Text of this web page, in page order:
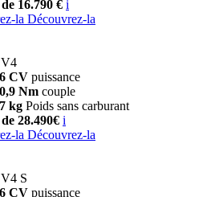
16.790 € i
la Découvrez-la
V4
CV puissance
Nm couple
kg Poids sans carburant
28.490€ i
la Découvrez-la
S
CV puissance